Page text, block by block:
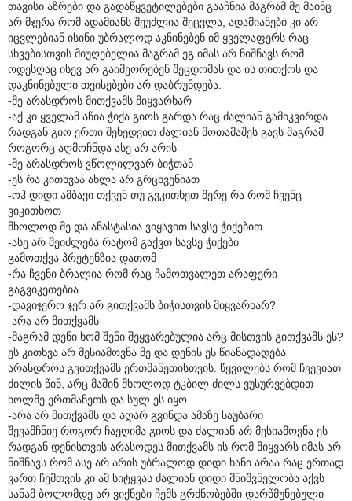
თავისი აზრები და გადაწყვეტილებები გააჩნია მაგრამ მე მაინც
არ მჯერა რომ ადამიანს შეუძლია შეცვლა, ადამიანები კი არ
იცვლებიან ისინი უბრალოდ აკნინებენ იმ ყველაფერს რაც
სხვებისთვის მიუღებელია მაგრამ ეგ იმას არ ნიშნავს რომ
ოდესღაც ისევ არ გაიმეორებენ შეცდომას და ის თითქოს და
დაკნინებული თვისებები არ დაბრუნდება.
-მე არასდროს მითქვამს მიყვარხარ
-აქ კი ყველამ აწია ჭიქა გიოს გარდა რაც ძალიან გამიკვირდა
რადგან გიო ერთი შეხედვით ძალიან მოთამაშეს გავს მაგრამ
როგორც აღმოჩნდა ასე არ არის
-მე არასდროს ვწოლილვარ ბიჭთან
-ეს რა კითხვაა ახლა არ გრცხვენიათ
-ოჰ დიდი ამბავი თქვენ თუ გვკითხეთ მერე რა რომ ჩვენც
ვიკითხოთ
მხოლოდ მე და ანასტასია ვიყავით სავსე ჭიქებით
-ასე არ შეიძლება რატომ გაქვთ სავსე ჭიქები
გამოთქვა პრეტენზია დათომ
-რა ჩვენი ბრალია რომ რაც ჩამოთვალეთ არაფერი
გაგვიკეთებია
-დავიჯერო ჯერ არ გითქვამს ბიჭისთვის მიყვარხარ?
-არა არ მითქვამს
-მაგრამ დენი ხომ შენი შეყვარებულია არც მისთვის გითქვამს ეს?
ეს კითხვა არ მესიამოვნა მე და დენის ეს წიანადადება
არასდროს გვითქვამს ერთმანეთისთვის. წყვილებს რომ ჩვევიათ
ძილის წინ, არც მაშინ მხოლოდ ტკბილ ძილს ვუსურვებდით
ხოლმე ერთმანეთს და სულ ეს იყო
-არა არ მითქვამს და აღარ გვინდა ამაზე საუბარი
შევამჩნიე როგორ ჩაეღიმა გიოს და ძალიან არ მესიამოვნა ეს
რადგან დენისთვის არასოდეს მითქვამს ის რომ მიყვარს იმას არ
ნიშნავს რომ ასე არ არის უბრალოდ დიდი ხანი არაა რაც ერთად
ვართ ჩემთვის კი ამ სიტყვას ძალიან დიდი მნიშვნელობა აქვს
სანამ ბოლომდე არ ვიქნები ჩემს გრძნობებში დარწმუნებული